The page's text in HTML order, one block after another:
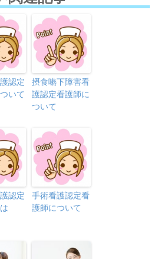
認定
いて
摂食嚥下障害看
護認定看護師に
ついて
認定
手術看護認定看
護師について